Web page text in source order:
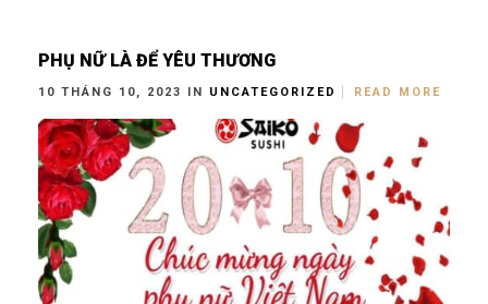
PHỤ NỮ LÀ ĐỂ YÊU THƯƠNG
10 THÁNG 10, 2023 IN UNCATEGORIZED READ MORE